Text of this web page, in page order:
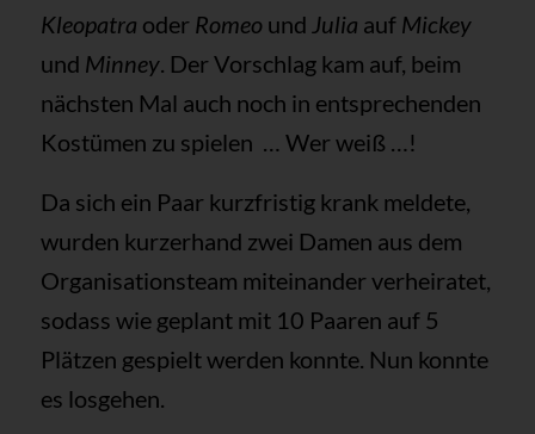
Kleopatra oder Romeound Julia auf Mickey
und Minney. Der Vorschlag kam auf, beim
nächsten Mal auch noch in entsprechenden
Kostümen zu spielen … Wer weiß …!
Da sich ein Paar kurzfristig krank meldete,
wurden kurzerhand zwei Damen aus dem
Organisationsteam miteinander verheiratet,
sodass wie geplant mit 10 Paaren auf 5
Plätzen gespielt werden konnte. Nun konnte
es losgehen.